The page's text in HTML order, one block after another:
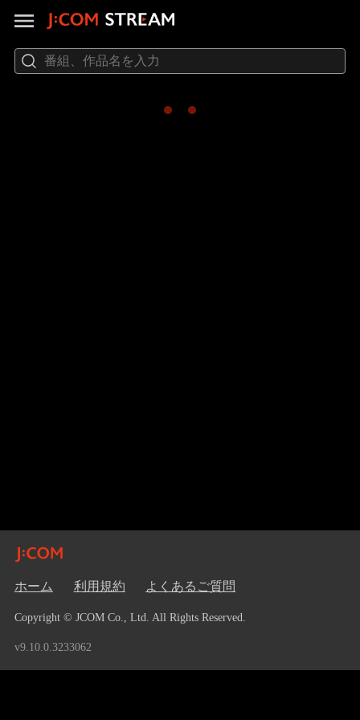
ホーム 利用規約 よくあるご質問
Copyright © JCOM Co., Ltd. All Rights Reserved.
v9.10.0.3233062